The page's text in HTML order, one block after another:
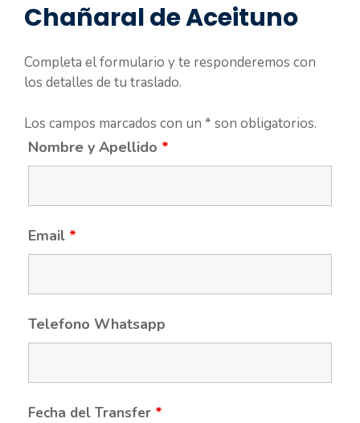
Chañaral de Aceituno
Completa el formulario y te responderemos con
los detalles de tu traslado.
Los campos marcados con un * son obligatorios.
Nombre y Apellido *
Email *
Telefono Whatsapp
Fecha del Transfer *